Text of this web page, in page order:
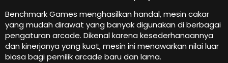
Benchmark Games menghasilkan handal, mesin cakar
yang mudah dirawat yang banyak digunakan di berbagai
pengaturan arcade. Dikenal karena kesederhanaannya
dan kinerjanya yang kuat, mesin ini menawarkan nilai luar
biasa bagi pemilik arcade baru dan lama.